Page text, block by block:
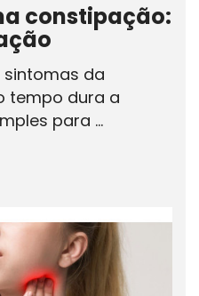
constipação:
sintomas da
tempo dura a
para ...